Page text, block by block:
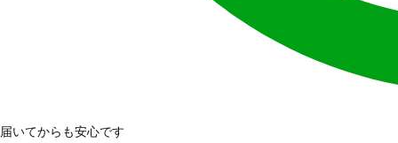
届いてからも安心です